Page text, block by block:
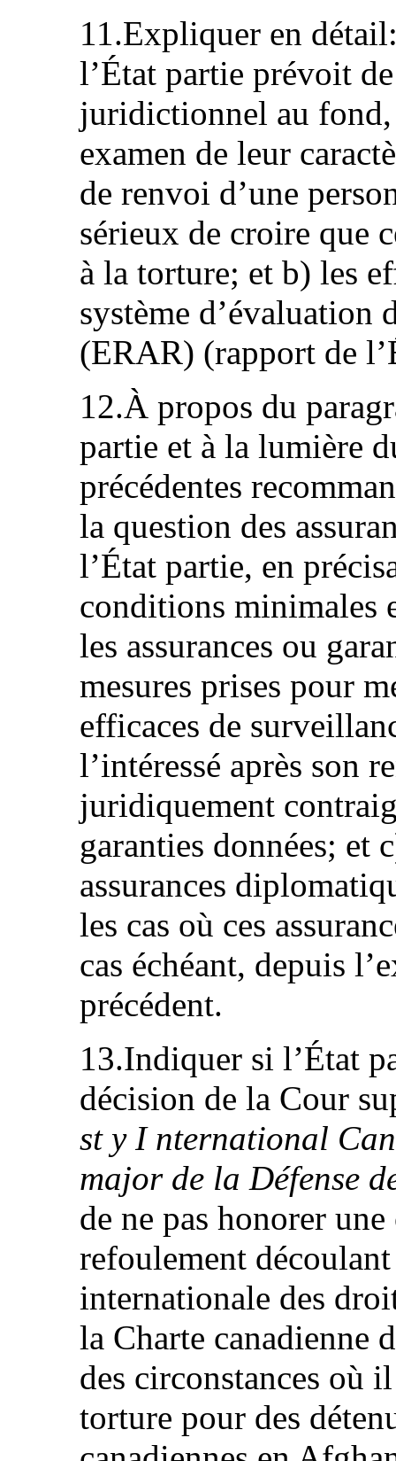
11.Expliquer en
l’État partie prévoit
juridictionnel au
examen de leur
de renvoi d’une
sérieux de croire que
à la torture; et b) les
système d’évaluation
(ERAR) (rapport de
12.À propos du
partie et à la lumière
précédentes
la question des
l’État partie, en
conditions minimales
les assurances ou
mesures prises pour
efficaces de
l’intéressé après son
juridiquement
garanties données; et
assurances
les cas où ces
cas échéant, depuis
précédent.
13.Indiquer si l’État
décision de la Cour
st y I nternational
major de la Défense
de ne pas honorer
refoulement
internationale des
la Charte canadienne
des circonstances où
torture pour des